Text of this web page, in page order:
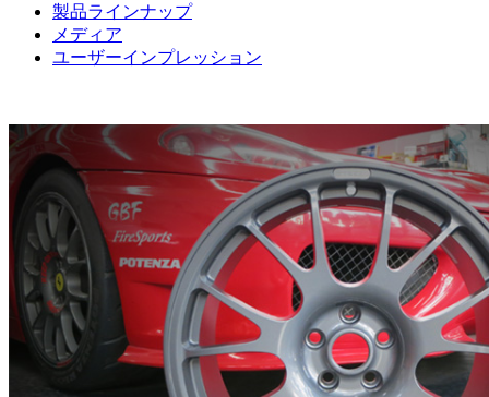
製品ラインナップ
メディア
ユーザーインプレッション